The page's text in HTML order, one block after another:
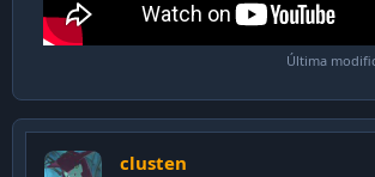
Última
clusten